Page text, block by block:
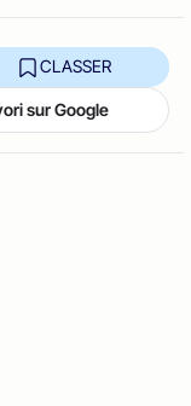
CLASSER
sur Google